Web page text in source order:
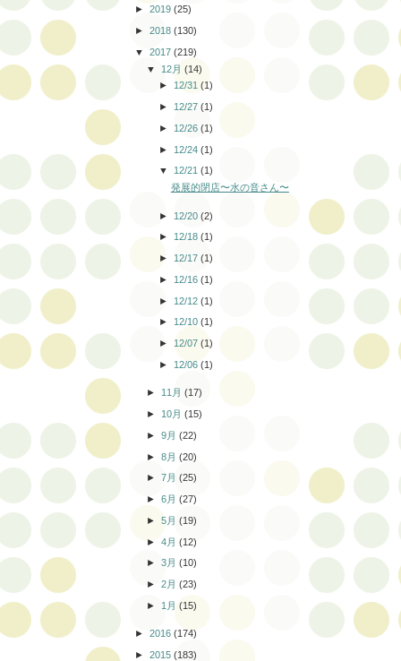
► 2019 (25)
► 2018 (130)
▼ 2017 (219)
▼ 12月(14)
►
12/31 (1)
►
12/27 (1)
►
12/26 (1)
►
12/24 (1)
▼
12/21 (1)
発展的閉店〜水の音さん〜
► 12/20 (2)
►
12/18 (1)
►
12/17 (1)
►
12/16 (1)
►
12/12 (1)
►
12/10 (1)
►
12/07 (1)
►
12/06 (1)
► 11月(17)
► 10月(15)
►9月(22)
►8月(20)
►7月(25)
►6月(27)
►5月(19)
►4月(12)
►3月(10)
►2月(23)
► 1月(15)
► 2016 (174)
► 2015 (183)